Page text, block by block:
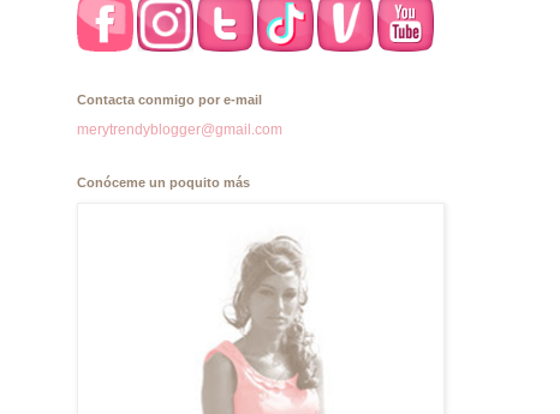
Contacta conmigo por e-mail
merytrendyblogger@gmail.com
Conóceme un poquito más